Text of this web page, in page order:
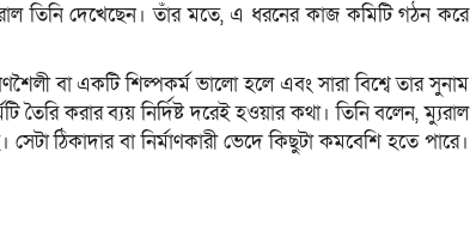
তিনি দেখেছেন। তাঁর মতে, এ ধরনের কাজ কমিটি গঠন করে
বা একটি শিল্পকর্ম ভালো হলে এবং সারা বিশ্বে তার সুনাম
করার ব্যয় নির্দিষ্ট দরেই হওয়ার কথা। তিনি বলেন, ম্যুরাল
ঠিকাদার বা নির্মাণকারী ভেদে কিছুটা কমবেশি হতে পারে।